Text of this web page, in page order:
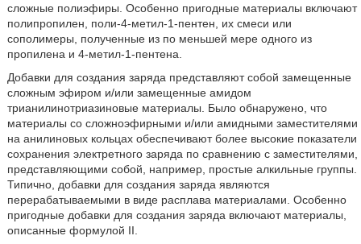
сложные полиэфиры. Особенно пригодные материалы включают
полипропилен, поли-4-метил-1-пентен, их смеси или
сополимеры, полученные из по меньшей мере одного из
пропилена и 4-метил-1-пентена.
Добавки для создания заряда представляют собой замещенные
сложным эфиром и/или замещенные амидом
трианилинотриазиновые материалы. Было обнаружено, что
материалы со сложноэфирными и/или амидными заместителями
на анилиновых кольцах обеспечивают более высокие показатели
сохранения электретного заряда по сравнению с заместителями,
представляющими собой, например, простые алкильные группы.
Типично, добавки для создания заряда являются
перерабатываемыми в виде расплава материалами. Особенно
пригодные добавки для создания заряда включают материалы,
описанные формулой II.